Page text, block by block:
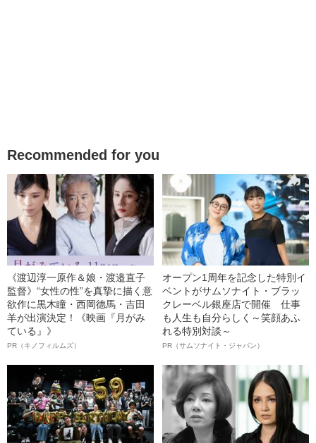
Recommended for you
《渡辺淳一原作＆娘・渡邉直子
監督》“女性の性”を真摯に描く意
欲作に黒木瞳・西岡德馬・吉田
羊が出演決定！《映画『月がみ
ている』》
PR（キノフィルムズ）
オープン1周年を記念した特別イ
ベントがサムソナイト・ブラッ
クレーベル銀座店で開催 仕事
も人生も自分らしく～笑顔あふ
れる特別対談～
PR（サムソナイト・ジャパン）